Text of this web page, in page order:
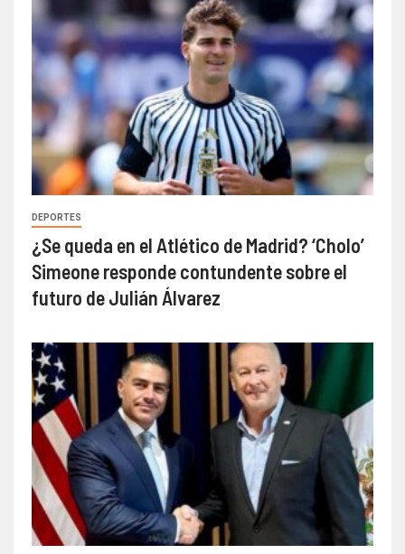
DEPORTES
¿Se queda en el Atlético de Madrid? ‘Cholo’
Simeone responde contundente sobre el
futuro de Julián Álvarez